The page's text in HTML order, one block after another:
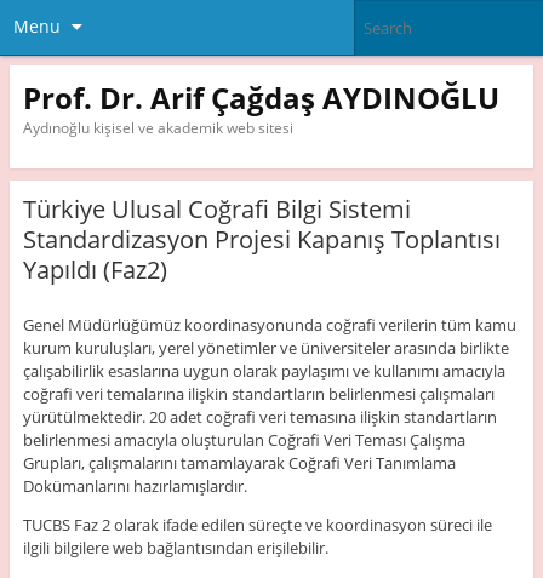
Menu
Prof. Dr. Arif Çağdaş AYDINOĞLU
Aydınoğlu kişisel ve akademik web sitesi
Türkiye Ulusal Coğrafi Bilgi Sistemi
Standardizasyon Projesi Kapanış Toplantısı
Yapıldı (Faz2)
Genel Müdürlüğümüz koordinasyonunda coğrafi verilerin tüm kamu
kurum kuruluşları, yerel yönetimler ve üniversiteler arasında birlikte
çalışabilirlik esaslarına uygun olarak paylaşımı ve kullanımı amacıyla
coğrafi veri temalarına ilişkin standartların belirlenmesi çalışmaları
yürütülmektedir. 20 adet coğrafi veri temasına ilişkin standartların
belirlenmesi amacıyla oluşturulan Coğrafi Veri Teması Çalışma
Grupları, çalışmalarını tamamlayarak Coğrafi Veri Tanımlama
Dokümanlarını hazırlamışlardır.
TUCBS Faz 2 olarak ifade edilen süreçte ve koordinasyon süreci ile
ilgili bilgilere web bağlantısından erişilebilir.